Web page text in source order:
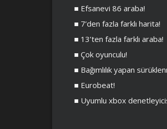
■ Efsanevi 86 araba!
■ 7’den fazla farklı harita!
■ 13’ten fazla farklı araba!
■ Çok oyunculu!
■ Bağımlılık yapan
■ Eurobeat!
■ Uyumlu xbox